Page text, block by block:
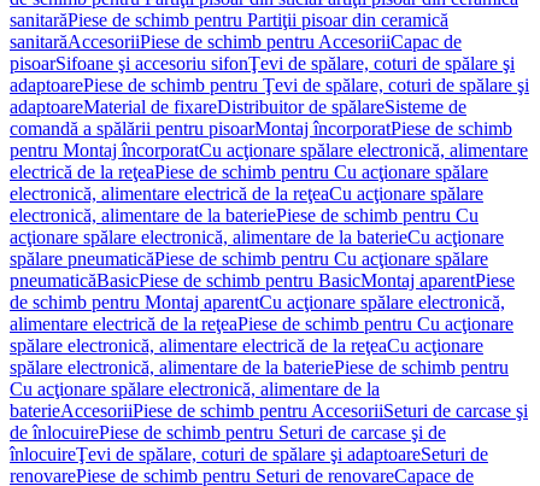
sanitarăPiese de schimb pentru Partiţii pisoar din ceramică
sanitarăAccesoriiPiese de schimb pentru AccesoriiCapac de
pisoarSifoane şi accesoriu sifonŢevi de spălare, coturi de spălare şi
adaptoarePiese de schimb pentru Ţevi de spălare, coturi de spălare şi
adaptoareMaterial de fixareDistribuitor de spălareSisteme de
comandă a spălării pentru pisoarMontaj încorporatPiese de schimb
pentru Montaj încorporatCu acţionare spălare electronică, alimentare
electrică de la reţeaPiese de schimb pentru Cu acţionare spălare
electronică, alimentare electrică de la reţeaCu acţionare spălare
electronică, alimentare de la bateriePiese de schimb pentru Cu
acţionare spălare electronică, alimentare de la baterieCu acţionare
spălare pneumaticăPiese de schimb pentru Cu acţionare spălare
pneumaticăBasicPiese de schimb pentru BasicMontaj aparentPiese
de schimb pentru Montaj aparentCu acţionare spălare electronică,
alimentare electrică de la reţeaPiese de schimb pentru Cu acţionare
spălare electronică, alimentare electrică de la reţeaCu acţionare
spălare electronică, alimentare de la bateriePiese de schimb pentru
Cu acţionare spălare electronică, alimentare de la
baterieAccesoriiPiese de schimb pentru AccesoriiSeturi de carcase şi
de înlocuirePiese de schimb pentru Seturi de carcase şi de
înlocuireŢevi de spălare, coturi de spălare şi adaptoareSeturi de
renovarePiese de schimb pentru Seturi de renovareCapace de